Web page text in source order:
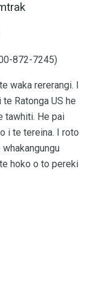
872-7245)
waka rererangi. I
Ratonga US he
tawhiti. He pai
i te tereina. I roto
hoko o to pereki